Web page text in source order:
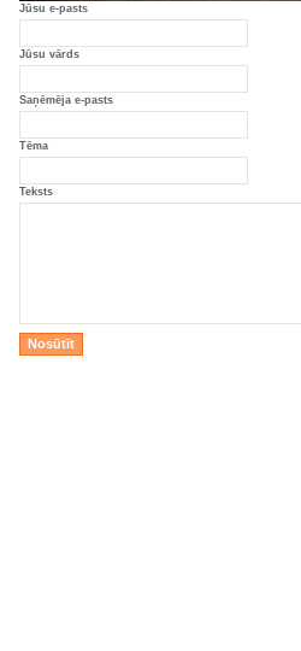
Jūsu e-pasts
Jūsu vārds
Saņēmēja e-pasts
Tēma
Teksts